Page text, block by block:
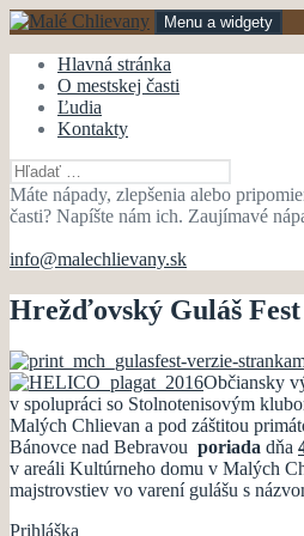
Preskočiť
na
obsah
Malé Chlievany
mestská časť Bánovce nad Bebravou
Menu a widgety
Hlavná stránka
O mestskej časti
Ľudia
Kontakty
Hľadať:
Máte nápady, zlepšenia alebo
časti? Napíšte nám ich. Zaujímavé
info@malechlievany.sk
Hrežďovský Guláš Fest
Občiansky
v spolupráci so Stolnotenisovým
Malých Chlievan a pod záštitou
Bánovce nad Bebravou poriada dňa
v areáli Kultúrneho domu v Malých
majstrovstiev vo varení gulášu s
Prihláška